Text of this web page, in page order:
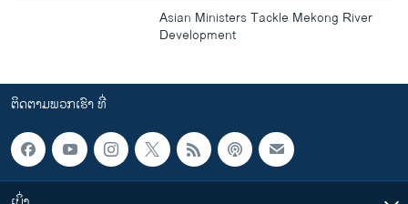
Asian Ministers Tackle Mekong River
Development
ຕິດຕາມພວກເຮົາ ທີ່